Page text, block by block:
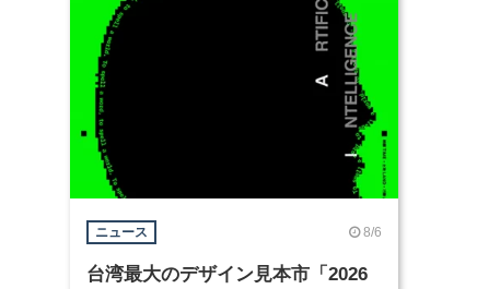
ニュース 8/6
台湾最大のデザイン見本市「2026